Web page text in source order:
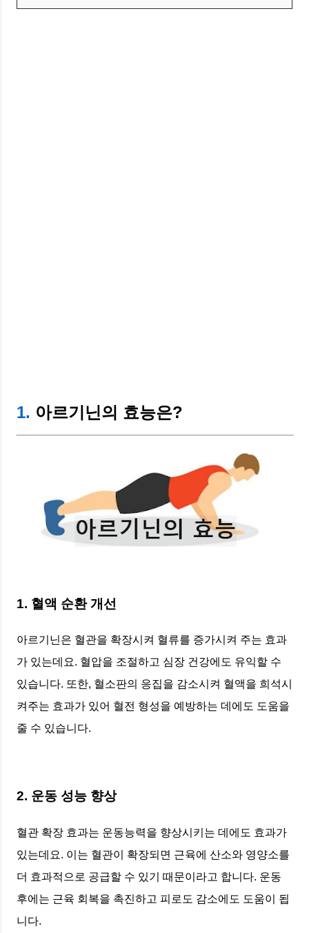
1. 아르기닌의 효능은?
1. 혈액 순환 개선
아르기닌은 혈관을 확장시켜 혈류를 증가시켜 주는 효과
가 있는데요. 혈압을 조절하고 심장 건강에도 유익할 수
있습니다. 또한, 혈소판의 응집을 감소시켜 혈액을 희석시
켜주는 효과가 있어 혈전 형성을 예방하는 데에도 도움을
줄 수 있습니다.
2. 운동 성능 향상
혈관 확장 효과는 운동능력을 향상시키는 데에도 효과가
있는데요. 이는 혈관이 확장되면 근육에 산소와 영양소를
더 효과적으로 공급할 수 있기 때문이라고 합니다. 운동
후에는 근육 회복을 촉진하고 피로도 감소에도 도움이 됩
니다.